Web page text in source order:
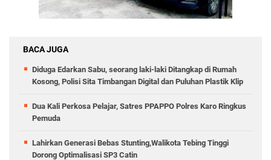
BACA JUGA
Diduga Edarkan Sabu, seorang laki-laki Ditangkap di Rumah
Kosong, Polisi Sita Timbangan Digital dan Puluhan Plastik Klip
Dua Kali Perkosa Pelajar, Satres PPAPPO Polres Karo Ringkus
Pemuda
Lahirkan Generasi Bebas Stunting,Walikota Tebing Tinggi
Dorong Optimalisasi SP3 Catin